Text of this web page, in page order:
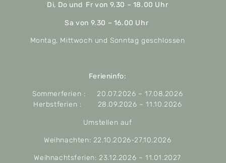
Di, Do und Fr von 9.30 – 18.00 Uhr
Sa von 9.30 – 16.00 Uhr
Montag, Mittwoch und Sonntag geschlossen
Ferieninfo:
Sommerferien : 20.07.2026 – 17.08.2026
Herbstferien : 28.09.2026 – 11.10.2026
Umstellen auf
Weihnachten: 22.10.2026-27.10.2026
Weihnachtsferien: 23.12.2026 – 11.01.2027